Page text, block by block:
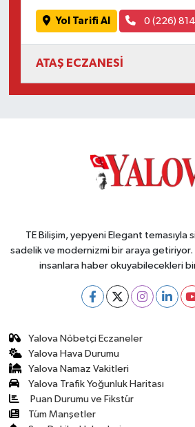
Yol Tarifi Al 0 (226)
ATAŞ ECZANESİ
TE Bilişim, yepyeni Elegant temasıyla
sadelik ve modernizmi bir araya getiriyor.
insanlara haber okuyabilecekleri
Yalova Nöbetçi Eczaneler
Yalova Hava Durumu
Yalova Namaz Vakitleri
Yalova Trafik Yoğunluk Haritası
Puan Durumu ve Fikstür
Tüm Manşetler